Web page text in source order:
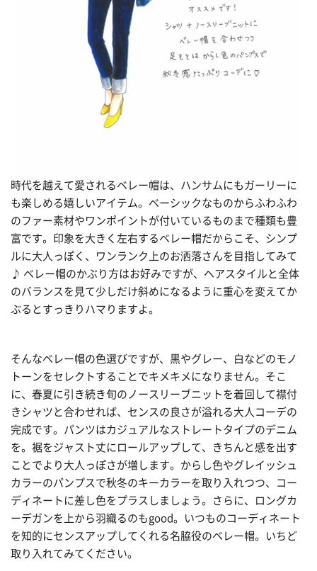
時代を越えて愛されるベレー帽は、ハンサムにもガーリーに
も楽しめる嬉しいアイテム。ベーシックなものからふわふわ
のファー素材やワンポイントが付いているものまで種類も豊
富です。印象を大きく左右するベレー帽だからこそ、シンプ
ルに大人っぽく、ワンランク上のお洒落さんを目指してみて
♪ ベレー帽のかぶり方はお好みですが、ヘアスタイルと全体
のバランスを見て少しだけ斜めになるように重心を変えてか
ぶるとすっきりハマりますよ。
そんなベレー帽の色選びですが、黒やグレー、白などのモノ
トーンをセレクトすることでキメキメになりません。そこ
に、春夏に引き続き旬のノースリーブニットを着回して襟付
きシャツと合わせれば、センスの良さが溢れる大人コーデの
完成です。パンツはカジュアルなストレートタイプのデニム
を。裾をジャスト丈にロールアップして、きちんと感を出す
ことでより大人っぽさが増します。からし色やグレイッシュ
カラーのパンプスで秋冬のキーカラーを取り入れつつ、コー
ディネートに差し色をプラスしましょう。さらに、ロングカ
ーデガンを上から羽織るのもgood。いつものコーディネート
を知的にセンスアップしてくれる名脇役のベレー帽。いちど
取り入れてみてください。